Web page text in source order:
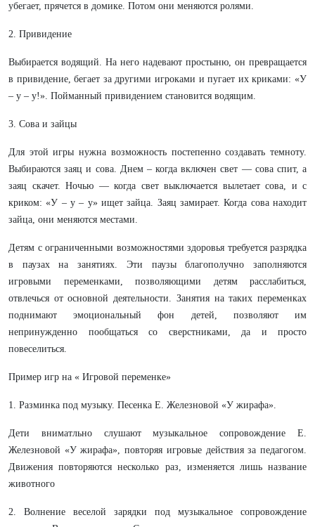
убегает, прячется в домике. Потом они меняются ролями.
2. Привидение
Выбирается водящий. На него надевают простыню, он превращается
в привидение, бегает за другими игроками и пугает их криками: «У
– у – у!». Пойманный привидением становится водящим.
3. Сова и зайцы
Для этой игры нужна возможность постепенно создавать темноту.
Выбираются заяц и сова. Днем – когда включен свет — сова спит, а
заяц скачет. Ночью — когда свет выключается вылетает сова, и с
криком: «У – у – у» ищет зайца. Заяц замирает. Когда сова находит
зайца, они меняются местами.
Детям с ограниченными возможностями здоровья требуется разрядка
в паузах на занятиях. Эти паузы благополучно заполняются
игровыми переменками, позволяющими детям расслабиться,
отвлечься от основной деятельности. Занятия на таких переменках
поднимают эмоциональный фон детей, позволяют им
непринужденно пообщаться со сверстниками, да и просто
повеселиться.
Пример игр на « Игровой переменке»
1. Разминка под музыку. Песенка Е. Железновой «У жирафа».
Дети вниматльно слушают музыкальное сопровождение Е.
Железновой «У жирафа», повторяя игровые действия за педагогом.
Движения повторяются несколько раз, изменяется лишь название
животного
2. Волнение веселой зарядки под музыкальное сопровождение